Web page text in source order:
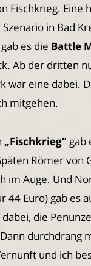
Fischkrieg. Eine
Szenario in Bad
es die Battle
Ab der dritten
war eine dabei.
mitgehen.
„Fischkrieg“ gab
Römer von
im Auge. Und
44 Euro) gab es
die
durchdrang
und ich